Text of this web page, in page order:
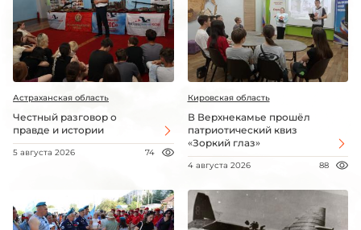
Астраханская область
Честный разговор о
правде и истории
5 августа 2026 74
Кировская область
В Верхнекамье прошёл
патриотический квиз
«Зоркий глаз»
4 августа 2026 88